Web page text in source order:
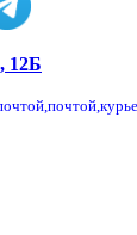
12Б
почтой,